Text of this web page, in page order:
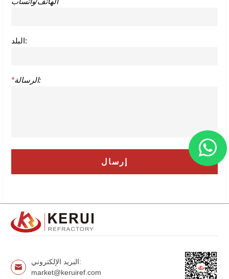
البلد:
* الرسالة:
البريد الإلكتروني:
market@keruiref.com